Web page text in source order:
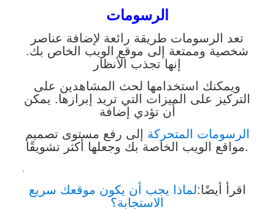
الرسومات
تعد الرسومات طريقة رائعة لإضافة عناصر
شخصية وممتعة إلى موقع الويب الخاص بك.
إنها تجذب الأنظار
ويمكنك استخدامها لحث المشاهدين على
التركيز على الميزات التي تريد إبرازها. يمكن
أن تؤدي إضافة
الرسومات المتحركة إلى رفع مستوى تصميم
مواقع الويب الخاصة بك وجعلها أكثر تشويقًا.
.
اقرأ أيضًا:لماذا يجب أن يكون موقعك سريع
الاستجابة؟